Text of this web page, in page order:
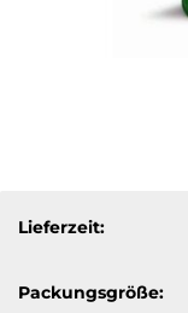
Lieferzeit:
Packungsgröße: